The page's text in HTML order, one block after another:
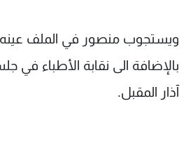
ويستجوب منصور في الملف عينه
آذار المقبل.